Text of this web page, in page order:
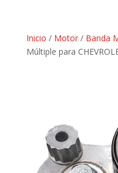
Inicio / Motor/ Banda
Múltiple para